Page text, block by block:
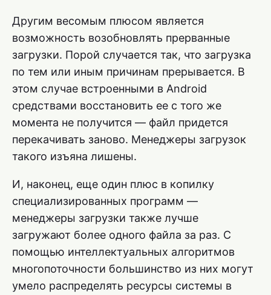
Другим весомым плюсом является
возможность возобновлять прерванные
загрузки. Порой случается так, что загрузка
по тем или иным причинам прерывается. В
этом случае встроенными в Android
средствами восстановить ее с того же
момента не получится — файл придется
перекачивать заново. Менеджеры загрузок
такого изъяна лишены.
И, наконец, еще один плюс в копилку
специализированных программ —
менеджеры загрузки также лучше
загружают более одного файла за раз. С
помощью интеллектуальных алгоритмов
многопоточности большинство из них могут
умело распределять ресурсы системы в